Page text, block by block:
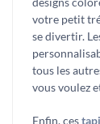
votre petit
se divertir.
tous les
vous voulez
Enfin, ces